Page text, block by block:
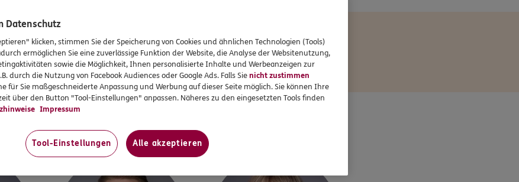
UNSERE OFFIZIELLE DFB-SEITE
zu unseren DFB-Partnerschaften
Mehr zum DFB
WIR SIND FÜR SIE DA
Tübingen
Datenschutz
klicken, stimmen Sie der Speicherung von Cookies und ähnlichen Technologien (Tools)
ermöglichen Sie eine zuverlässige Funktion der Website, die Analyse der Websitenutzung,
sowie die Möglichkeit, Ihnen personalisierte Inhalte und Werbeanzeigen zur
durch die Nutzung von Facebook Audiences oder Google Ads. Falls Sienicht zustimmen
für Sie maßgeschneiderte Anpassung und Werbung auf dieser Seite möglich. Sie können Ihre
über den Button "Tool-Einstellungen" anpassen. Näheres zu den eingesetzten Tools finden
Impressum
Tool-Einstellungen Alle akzeptieren